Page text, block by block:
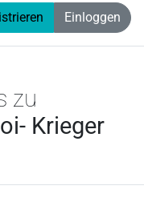
Einloggen
zu
Krieger